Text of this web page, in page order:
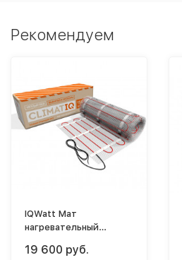
Рекомендуем
IQWatt Мат
нагревательный
19 600 руб.